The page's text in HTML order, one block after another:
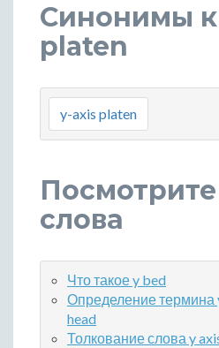
Синонимы к
platen
y-axis platen
слова
Что такое y bed
Определение термина
head
Толкование слова y